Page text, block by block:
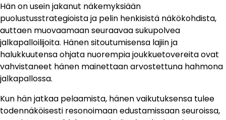
Hän on usein jakanut näkemyksiään
puolustusstrategioista ja pelin henkisistä näkökohdista,
auttaen muovaamaan seuraavaa sukupolvea
jalkapalloilijoita. Hänen sitoutumisensa lajiin ja
halukkuutensa ohjata nuorempia joukkuetovereita ovat
vahvistaneet hänen mainettaan arvostettuna hahmona
jalkapallossa.
Kun hän jatkaa pelaamista, hänen vaikutuksensa tulee
todennäköisesti resonoimaan edustamissaan seuroissa,